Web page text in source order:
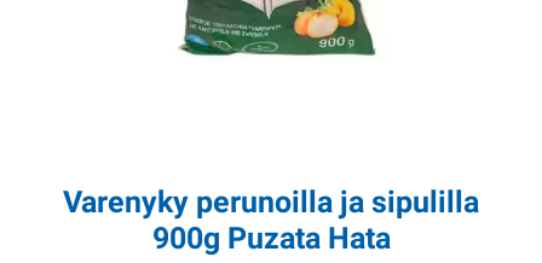
Varenyky perunoilla ja sipulilla
900g Puzata Hata